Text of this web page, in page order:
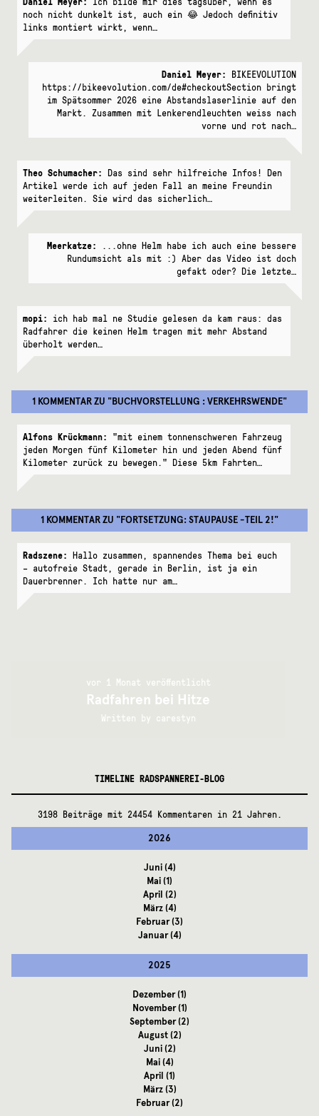
noch nicht dunkelt ist, auch ein 😂 Jedoch definitiv
links montiert wirkt, wenn…
Daniel Meyer: BIKEEVOLUTION
https://bikeevolution.com/de#checkoutSection bringt
im Spätsommer 2026 eine Abstandslaserlinie auf den
Markt. Zusammen mit Lenkerendleuchten weiss nach
vorne und rot nach…
Theo Schumacher: Das sind sehr hilfreiche Infos! Den
Artikel werde ich auf jeden Fall an meine Freundin
weiterleiten. Sie wird das sicherlich…
Meerkatze:
...ohne Helm habe ich auch eine bessere
Rundumsicht als mit :) Aber das Video ist doch
gefakt oder? Die letzte…
mopi: ich hab mal ne Studie gelesen da kam raus: das
Radfahrer die keinen Helm tragen mit mehr Abstand
überholt werden…
1 KOMMENTARZU "BUCHVORSTELLUNG : VERKEHRSWENDE"
Alfons Krückmann: "mit einem tonnenschweren Fahrzeug
jeden Morgen fünf Kilometer hin und jeden Abend fünf
Kilometer zurück zu bewegen." Diese 5km Fahrten…
1 KOMMENTARZU "FORTSETZUNG: STAUPAUSE -TEIL 2!"
Radszene: Hallo zusammen, spannendes Thema bei euch
– autofreie Stadt, gerade in Berlin, ist ja ein
Dauerbrenner. Ich hatte nur am…
vor 1 Monat veröffentlicht
Radfahren bei Hitze
Written by carestyn
TIMELINE RADSPANNEREI-BLOG
3198 Beiträge mit 24454 Kommentaren in 21 Jahren.
2026
Juni(4)
Mai(1)
April (2)
März(4)
Februar(3)
Januar(4)
2025
Dezember(1)
November(1)
September(2)
August(2)
Juni(2)
Mai(4)
April (1)
März(3)
Februar(2)